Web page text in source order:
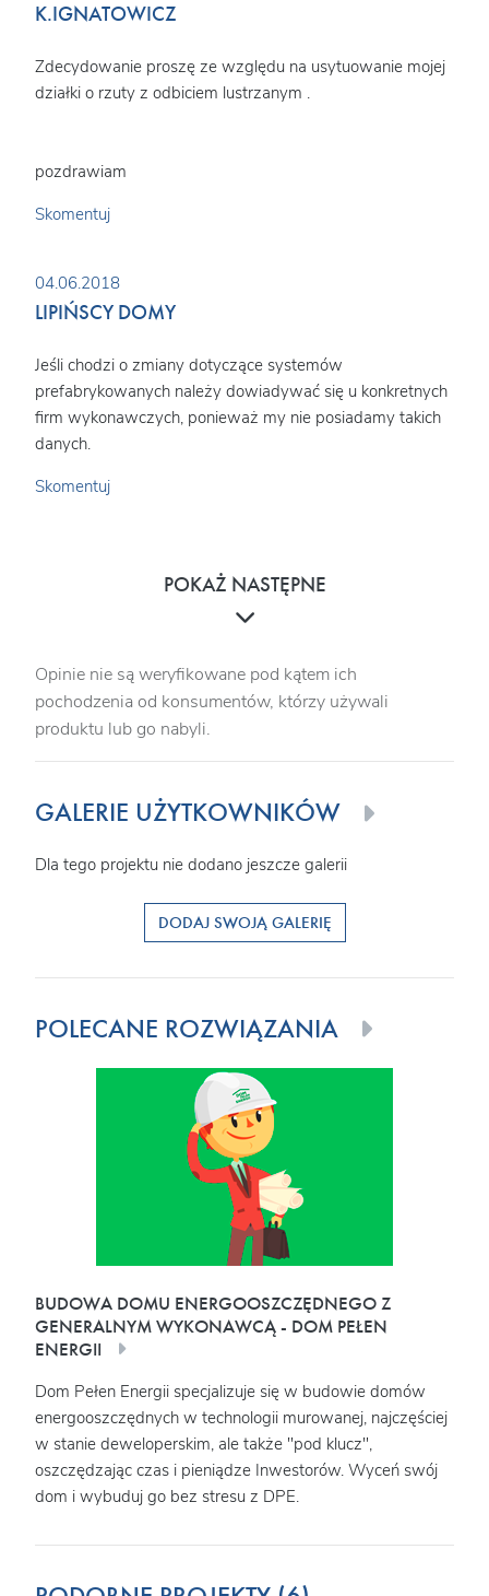
K.IGNATOWICZ
Zdecydowanie proszę ze względu na usytuowanie mojej
działki o rzuty z odbiciem lustrzanym .
pozdrawiam
Skomentuj
04.06.2018
LIPIŃSCY DOMY
Jeśli chodzi o zmiany dotyczące systemów
prefabrykowanych należy dowiadywać się u konkretnych
firm wykonawczych, ponieważ my nie posiadamy takich
danych.
Skomentuj
POKAŻ NASTĘPNE
Opinie nie są weryfikowane pod kątem ich
pochodzenia od konsumentów, którzy używali
produktu lub go nabyli.
GALERIE UŻYTKOWNIKÓW
Dla tego projektu nie dodano jeszcze galerii
DODAJ SWOJĄ GALERIĘ
POLECANE ROZWIĄZANIA
BUDOWA DOMU ENERGOOSZCZĘDNEGO Z
GENERALNYM WYKONAWCĄ - DOM PEŁEN
ENERGII
Dom Pełen Energii specjalizuje się w budowie domów
energooszczędnych w technologii murowanej, najczęściej
w stanie deweloperskim, ale także "pod klucz",
oszczędzając czas i pieniądze Inwestorów. Wyceń swój
dom i wybuduj go bez stresu z DPE.